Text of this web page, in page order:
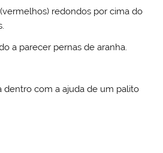
redondos por cima do
a parecer pernas de aranha.
dentro com a ajuda de um palito